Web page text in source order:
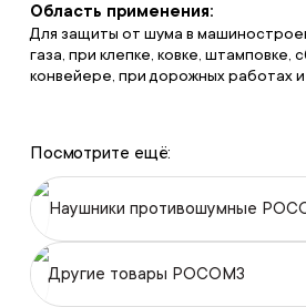
Область применения:
Для защиты от шума в
газа, при клепке, ковке, штамповке,
конвейере, при дорожных работах и
Посмотрите ещё:
Наушники противошумные
Другие товары РОСОМЗ